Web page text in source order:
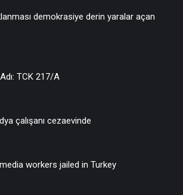
demokrasiye derin yaralar açan
TCK 217/A
çalışanı cezaevinde
workers jailed in Turkey